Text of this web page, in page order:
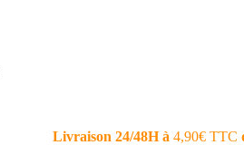
Livraison 24/48H à 4,90€ TTC